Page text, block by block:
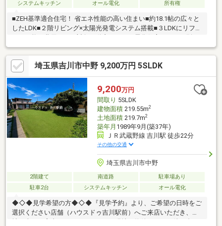
システムキッチン オール電化 所有権
■ZEH基準適合住宅！ 省エネ性能の高い住まい■約18.1帖の広々と
したLDK■２階リビング×太陽光発電システム搭載■３LDKにリフォ
途、太陽光名義変更手続き費用、及び長期優良住宅の承継手続き
費用がかかります。・容積率は前面道路幅員により「１６０％」
に制限されます。
埼玉県吉川市中野 9,200万円 5SLDK
9,200万円
間取り 5SLDK
建物面積219.55m2
土地面積219.7m2
築年月 1989年9月(築37年)
ＪＲ武蔵野線 吉川駅 徒歩22分
その他の交通
埼玉県吉川市中野
2階建て 南道路
駐車場あり
駐車2台
システムキッチン オール電化
◆◇◆見学希望の方◆◇◆『見学予約』より、ご希望の日時をご
選択ください店舗（ハウスドゥ吉川駅前）へご来店いただき、弊
社の車でご案内させていただきます現地（物件）にてお待ち合わ